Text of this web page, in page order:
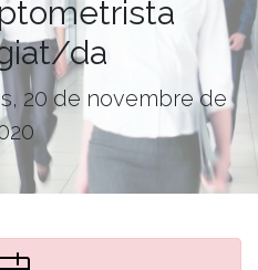
da
20 de novembre de